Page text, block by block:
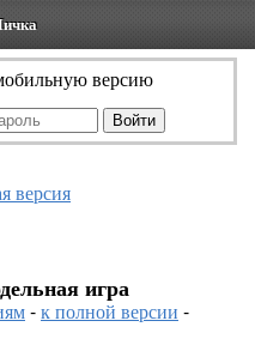
версию
версия
игра
-к полной версии -